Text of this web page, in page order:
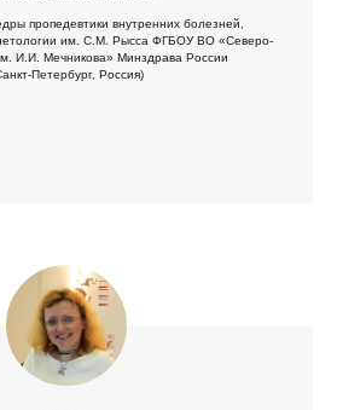
пропедевтики внутренних болезней,
им. С.М. Рысса ФГБОУ ВО «Северо-
И.И. Мечникова» Минздрава России
Петербург, Россия)